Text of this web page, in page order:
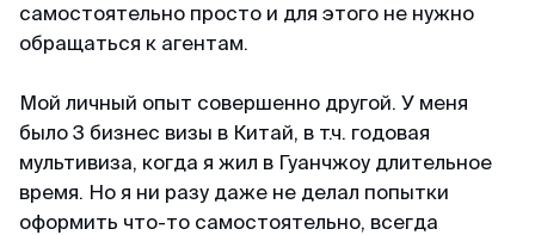
прибытия При въезде в Сингапур в марте
никаких проблем не было, прошли контроль за
Наталья
Отзыв с Google · 2024
самостоятельно просто и для этого не нужно
обращаться к агентам.
Мой личный опыт совершенно другой. У меня
было 3 бизнес визы в Китай, в т.ч. годовая
мультивиза, когда я жил в Гуанчжоу длительное
время. Но я ни разу даже не делал попытки
оформить что-то самостоятельно, всегда